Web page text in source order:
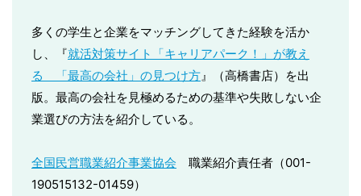
多くの学生と企業をマッチングしてきた経験を活か
し、『就活対策サイト「キャリアパーク！」が教え
る 「最高の会社」の見つけ方』（高橋書店）を出
版。最高の会社を見極めるための基準や失敗しない企
業選びの方法を紹介している。
全国民営職業紹介事業協会 職業紹介責任者（001-
190515132-01459）